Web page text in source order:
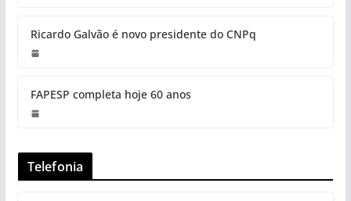
Ricardo Galvão é novo presidente do CNPq
FAPESP completa hoje 60 anos
Telefonia